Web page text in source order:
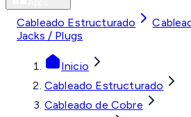
Cableado Estructurado
Jacks / Plugs
Inicio
Cableado Estructurado
Cableado de Cobre